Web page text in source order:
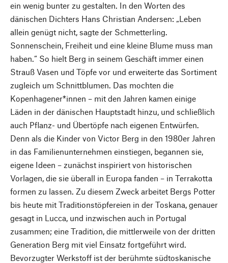
ein wenig bunter zu gestalten. In den Worten des
dänischen Dichters Hans Christian Andersen: „Leben
allein genügt nicht, sagte der Schmetterling.
Sonnenschein, Freiheit und eine kleine Blume muss man
haben.“ So hielt Berg in seinem Geschäft immer einen
Strauß Vasen und Töpfe vor und erweiterte das Sortiment
zugleich um Schnittblumen. Das mochten die
Kopenhagener*innen – mit den Jahren kamen einige
Läden in der dänischen Hauptstadt hinzu, und schließlich
auch Pflanz- und Übertöpfe nach eigenen Entwürfen.
Denn als die Kinder von Victor Berg in den 1980er Jahren
in das Familienunternehmen einstiegen, begannen sie,
eigene Ideen – zunächst inspiriert von historischen
Vorlagen, die sie überall in Europa fanden – in Terrakotta
formen zu lassen. Zu diesem Zweck arbeitet Bergs Potter
bis heute mit Traditionstöpfereien in der Toskana, genauer
gesagt in Lucca, und inzwischen auch in Portugal
zusammen; eine Tradition, die mittlerweile von der dritten
Generation Berg mit viel Einsatz fortgeführt wird.
Bevorzugter Werkstoff ist der berühmte südtoskanische